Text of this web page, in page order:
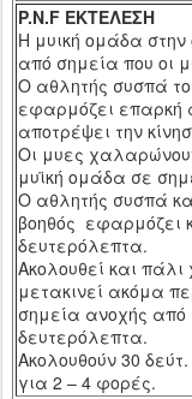
P.N.F ΕΚΤΕΛΕΣΗ
Η μυική ομάδα στην
από σημεία που οι
Ο αθλητής συσπά
εφαρμόζει επαρκή
αποτρέψει την
Οι μυες
μυϊκή ομάδα σε
Ο αθλητής συσπά
βοηθός εφαρμόζει
δευτερόλεπτα.
Ακολουθεί και
μετακινεί ακόμα
σημεία ανοχής από
δευτερόλεπτα.
Ακολουθούν 30
για 2 – 4 φορές.